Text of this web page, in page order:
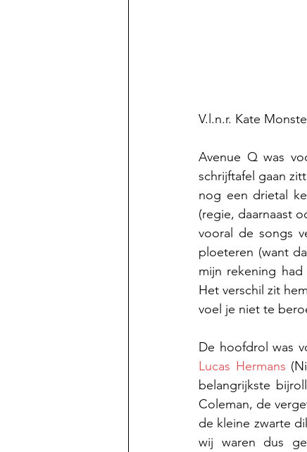
V.l.n.r. Kate
Avenue Q was
schrijftafel gaan
nog een drietal
(regie, daarnaast
vooral de songs
ploeteren (want
mijn rekening
Het verschil zit
voel je niet te
De hoofdrol was
Lucas Hermans
belangrijkste
Coleman, de
de kleine zwarte
wij waren dus